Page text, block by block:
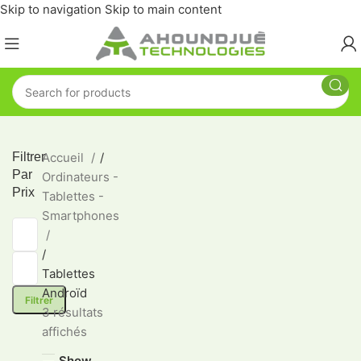
Skip to navigation Skip to main content
Filtrer
Par
Prix
Filtrer
Accueil
/
Ordinateurs -
Tablettes -
Smartphones
/
Tablettes
Androïd
3 résultats
affichés